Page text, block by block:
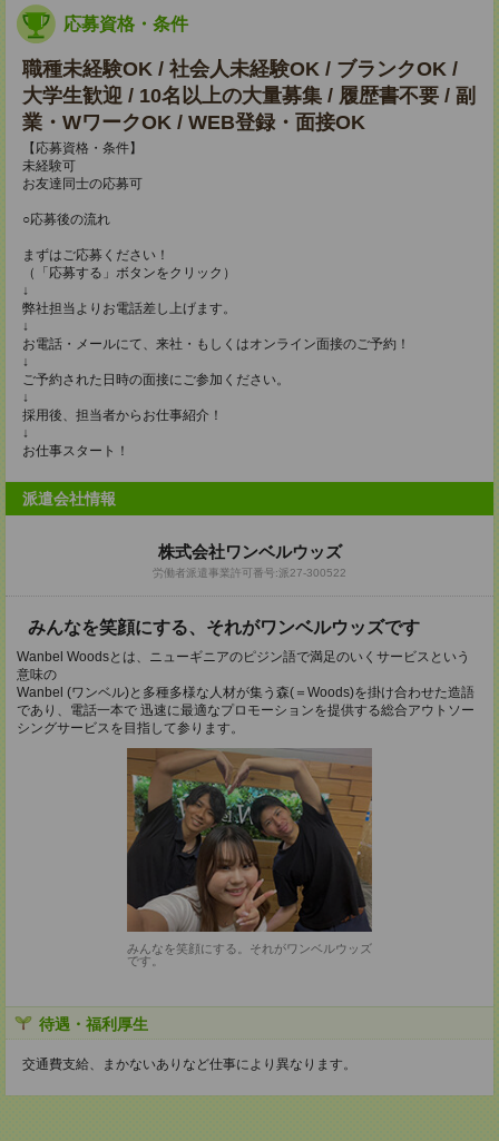
応募資格・条件
職種未経験OK / 社会人未経験OK / ブランクOK /
大学生歓迎 / 10名以上の大量募集 / 履歴書不要 / 副
業・WワークOK / WEB登録・面接OK
【応募資格・条件】
未経験可
お友達同士の応募可
○応募後の流れ
まずはご応募ください！
（「応募する」ボタンをクリック）
↓
弊社担当よりお電話差し上げます。
↓
お電話・メールにて、来社・もしくはオンライン面接のご予約！
↓
ご予約された日時の面接にご参加ください。
↓
採用後、担当者からお仕事紹介！
↓
お仕事スタート！
派遣会社情報
株式会社ワンベルウッズ
労働者派遣事業許可番号:派27-300522
みんなを笑顔にする、それがワンベルウッズです
Wanbel Woodsとは、ニューギニアのピジン語で満足のいくサービスという
意味の
Wanbel (ワンベル)と多種多様な人材が集う森(＝Woods)を掛け合わせた造語
であり、電話一本で 迅速に最適なプロモーションを提供する総合アウトソー
シングサービスを目指して参ります。
みんなを笑顔にする。それがワンベルウッズ
です。
待遇・福利厚生
交通費支給、まかないありなど仕事により異なります。